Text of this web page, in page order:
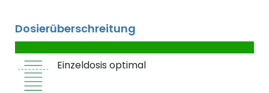
Dosierüberschreitung
Einzeldosis optimal